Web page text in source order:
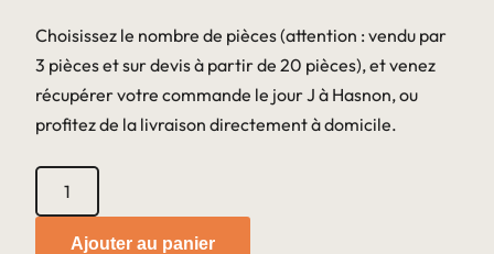
Choisissez le nombre de pièces (attention : vendu par
3 pièces et sur devis à partir de 20 pièces), et venez
récupérer votre commande le jour J à Hasnon, ou
profitez de la livraison directement à domicile.
de
TigréAjouter au panier